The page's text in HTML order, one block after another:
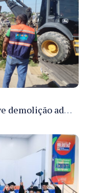
Prefeitura de Manaus promove demolição administrativa de cinco estruturas que ocupavam calçada pública